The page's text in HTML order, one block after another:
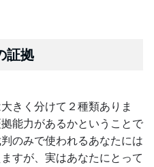
証拠
きく分けて２種類ありま
能力があるかということで
のみで使われるあなたには
すが、実はあなたにとって